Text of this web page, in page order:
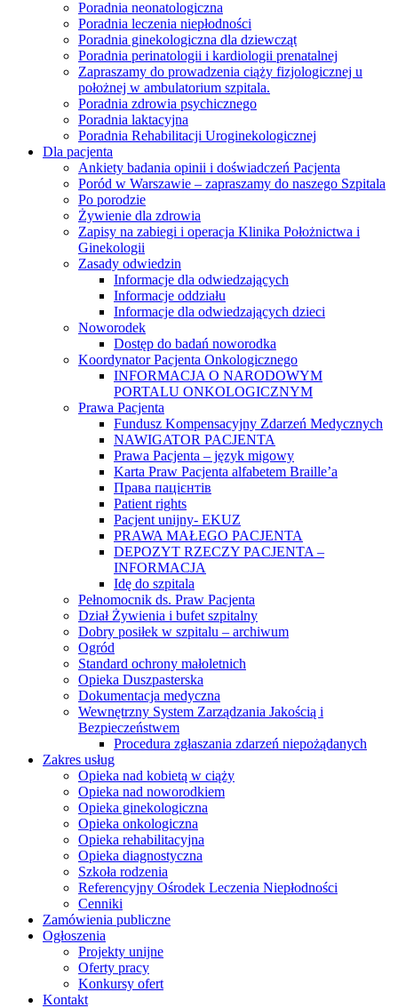
Poradnia neonatologiczna
Poradnia leczenia niepłodności
Poradnia ginekologiczna dla dziewcząt
Poradnia perinatologii i kardiologii prenatalnej
Zapraszamy do prowadzenia ciąży fizjologicznej u
położnej w ambulatorium szpitala.
Poradnia zdrowia psychicznego
Poradnia laktacyjna
Poradnia Rehabilitacji Uroginekologicznej
Dla pacjenta
Ankiety badania opinii i doświadczeń Pacjenta
Poród w Warszawie – zapraszamy do naszego Szpitala
Po porodzie
Żywienie dla zdrowia
Zapisy na zabiegi i operacja Klinika Położnictwa i
Ginekologii
Zasady odwiedzin
Informacje dla odwiedzających
Informacje oddziału
Informacje dla odwiedzających dzieci
Noworodek
Dostęp do badań noworodka
Koordynator Pacjenta Onkologicznego
INFORMACJA O NARODOWYM
PORTALU ONKOLOGICZNYM
Prawa Pacjenta
Fundusz Kompensacyjny Zdarzeń Medycznych
NAWIGATOR PACJENTA
Prawa Pacjenta – język migowy
Karta Praw Pacjenta alfabetem Braille’a
Права пацієнтів
Patient rights
Pacjent unijny- EKUZ
PRAWA MAŁEGO PACJENTA
DEPOZYT RZECZY PACJENTA –
INFORMACJA
Idę do szpitala
Pełnomocnik ds. Praw Pacjenta
Dział Żywienia i bufet szpitalny
Dobry posiłek w szpitalu – archiwum
Ogród
Standard ochrony małoletnich
Opieka Duszpasterska
Dokumentacja medyczna
Wewnętrzny System Zarządzania Jakością i
Bezpieczeństwem
Procedura zgłaszania zdarzeń niepożądanych
Zakres usług
Opieka nad kobietą w ciąży
Opieka nad noworodkiem
Opieka ginekologiczna
Opieka onkologiczna
Opieka rehabilitacyjna
Opieka diagnostyczna
Szkoła rodzenia
Referencyjny Ośrodek Leczenia Niepłodności
Cenniki
Zamówienia publiczne
Ogłoszenia
Projekty unijne
Oferty pracy
Konkursy ofert
Kontakt